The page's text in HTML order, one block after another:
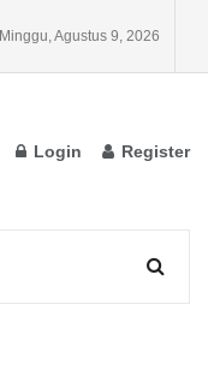
Minggu, Agustus 9, 2026
Login Register